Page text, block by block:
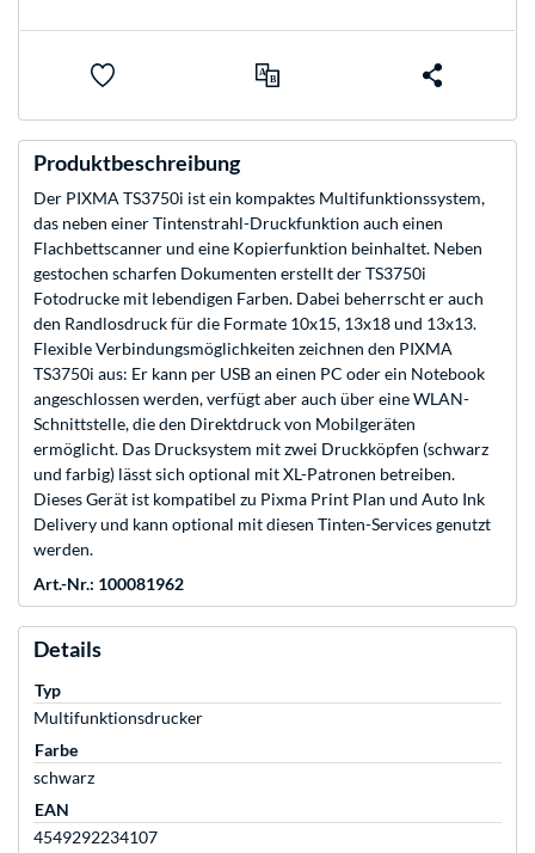
Produktbeschreibung
Der PIXMA TS3750i ist ein kompaktes Multifunktionssystem,
das neben einer Tintenstrahl-Druckfunktion auch einen
Flachbettscanner und eine Kopierfunktion beinhaltet. Neben
gestochen scharfen Dokumenten erstellt der TS3750i
Fotodrucke mit lebendigen Farben. Dabei beherrscht er auch
den Randlosdruck für die Formate 10x15, 13x18 und 13x13.
Flexible Verbindungsmöglichkeiten zeichnen den PIXMA
TS3750i aus: Er kann per USB an einen PC oder ein Notebook
angeschlossen werden, verfügt aber auch über eine WLAN-
Schnittstelle, die den Direktdruck von Mobilgeräten
ermöglicht. Das Drucksystem mit zwei Druckköpfen (schwarz
und farbig) lässt sich optional mit XL-Patronen betreiben.
Dieses Gerät ist kompatibel zu Pixma Print Plan und Auto Ink
Delivery und kann optional mit diesen Tinten-Services genutzt
werden.
Art.-Nr.: 100081962
Details
Typ
Multifunktionsdrucker
Farbe
schwarz
EAN
4549292234107